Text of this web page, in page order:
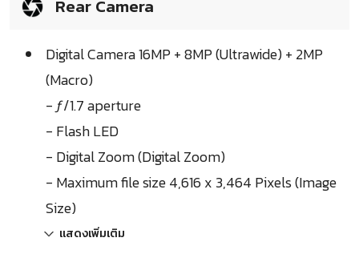
Rear Camera
Digital Camera 16MP + 8MP (Ultrawide) + 2MP
(Macro)
- ƒ/1.7 aperture
- Flash LED
- Digital Zoom (Digital Zoom)
- Maximum file size 4,616 x 3,464 Pixels (Image
Size)
แสดงเพิ่มเติม